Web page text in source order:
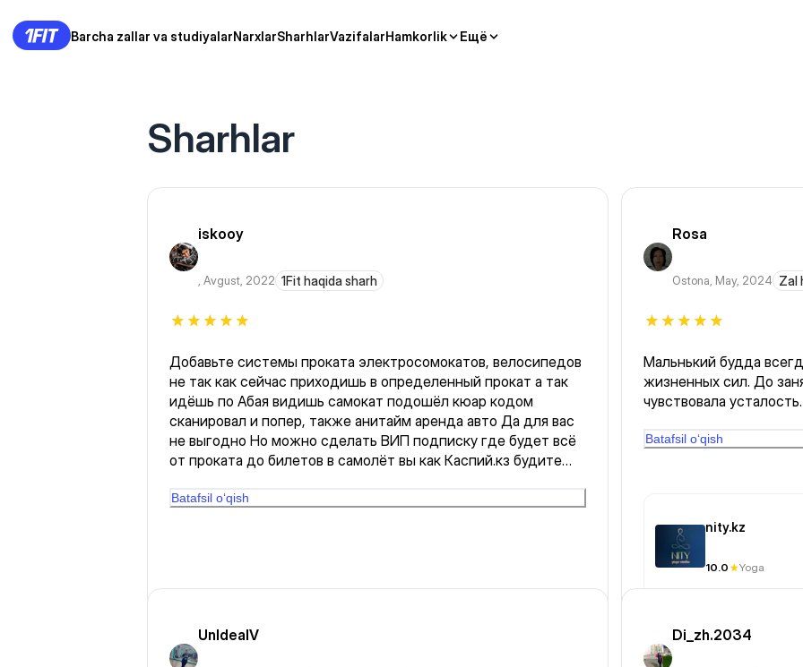
Barcha zallar va studiyalarNarxlarSharhlarVazifalarHamkorlik Ещё
Sharhlar
iskooy
, Avgust, 2022 1Fit haqida sharh
Добавьте системы проката электросомокатов, велосипедов
не так как сейчас приходишь в определенный прокат а так
идёшь по Абая видишь самокат подошёл кюар кодом
сканировал и попер, также анитайм аренда авто Да для вас
не выгодно Но можно сделать ВИП подписку где будет всё
от проката до билетов в самолёт вы как Каспий.кз будите
Batafsil o‘qish
Rosa
Ostona, May, 2024 Zal
Мальнький будда
жизненных сил. До занятий было лень и хотелось спать,
чувствовала
Спасибо!
Batafsil o‘qish
nity.kz
10.0 Yoga
UnIdealV Di_zh.2034